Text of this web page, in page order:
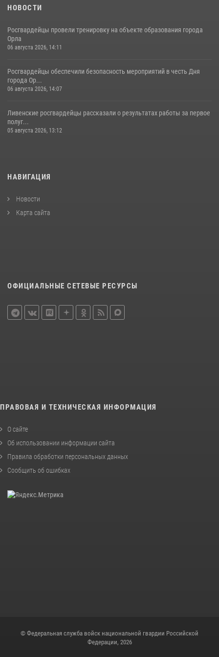
НОВОСТИ
Росгвардейцы провели тренировку на объекте образования города
Орла
06 августа 2026, 14:11
Росгвардейцы обеспечили безопасность мероприятий в честь Дня
города Ор...
06 августа 2026, 14:07
Ливенские росгвардейцы рассказали о результатах работы за первое
полуг...
05 августа 2026, 13:12
НАВИГАЦИЯ
Новости
Карта сайта
ОФИЦИАЛЬНЫЕ СЕТЕВЫЕ РЕСУРСЫ
ПРАВОВАЯ И ТЕХНИЧЕСКАЯ ИНФОРМАЦИЯ
О сайте
Об использовании информации сайта
Правила обработки персональных данных
Сообщить об ошибках
© Федеральная служба войск национальной гвардии Российской
Федерации, 2026